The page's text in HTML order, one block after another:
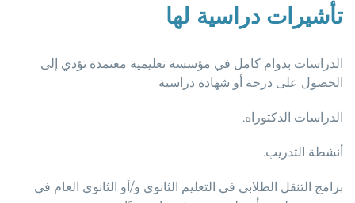
تأشيرات دراسية لها
الدراسات بدوام كامل في مؤسسة تعليمية معتمدة تؤدي إلى
الحصول على درجة أو شهادة دراسية
الدراسات الدكتوراه.
أنشطة التدريب.
برامج التنقل الطلابي في التعليم الثانوي و/أو الثانوي العام في